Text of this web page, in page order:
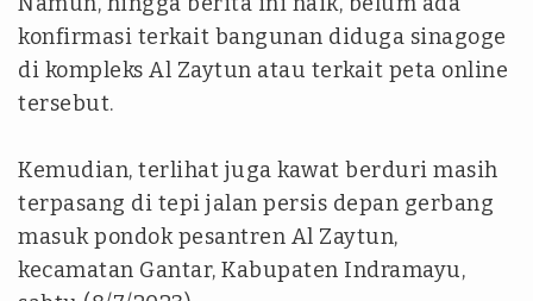
konfirmasi terkait bangunan diduga sinagoge
di kompleks Al Zaytun atau terkait peta online
tersebut.
Kemudian, terlihat juga kawat berduri masih
terpasang di tepi jalan persis depan gerbang
masuk pondok pesantren Al Zaytun,
kecamatan Gantar, Kabupaten Indramayu,